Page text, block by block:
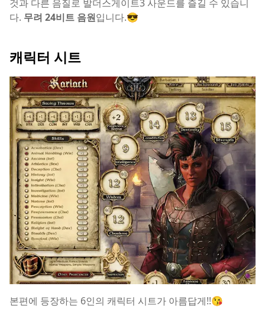
것과 다른 음질로 발더스게이트3 사운드를 즐길 수 있습니
다. 무려 24비트 음원입니다.😎
캐릭터 시트
본편에 등장하는 6인의 캐릭터 시트가 아름답게!!😘